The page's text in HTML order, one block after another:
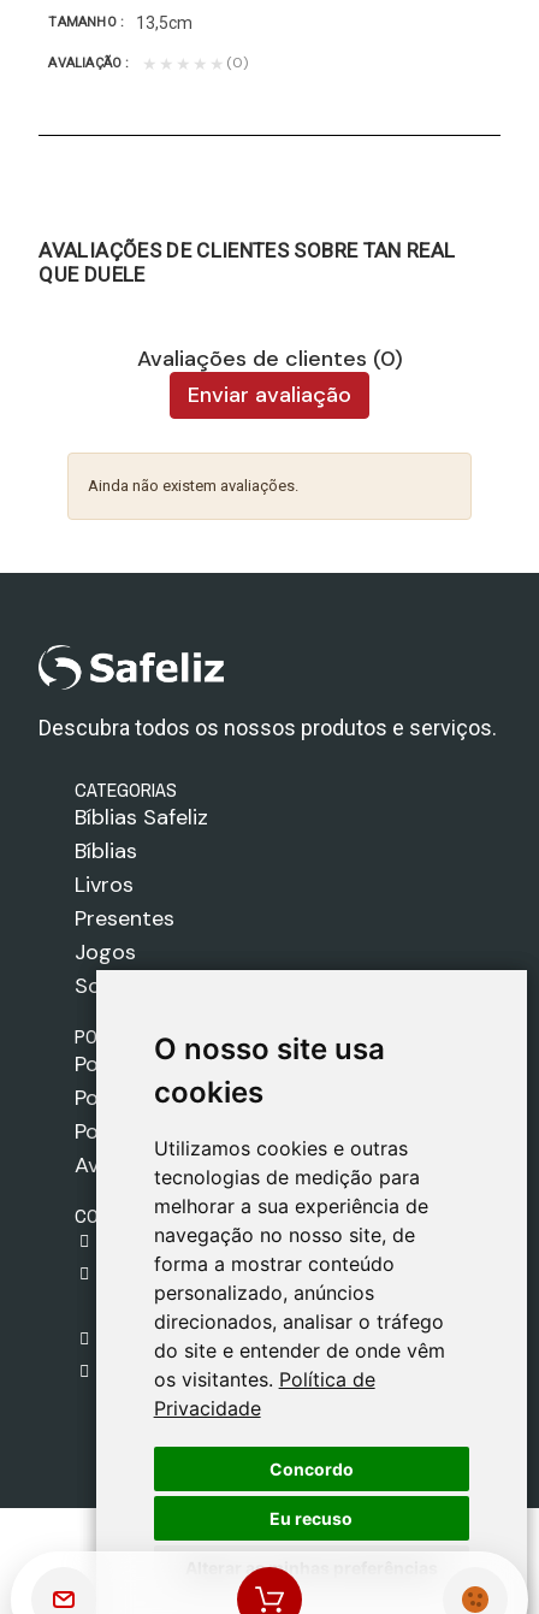
O nosso site usa
cookies
Utilizamos cookies e outras
tecnologias de medição para
melhorar a sua experiência de
navegação no nosso site, de
forma a mostrar conteúdo
personalizado, anúncios
direcionados, analisar o tráfego
do site e entender de onde vêm
os visitantes. Política de
Privacidade
Concordo
Eu recuso
Alterar as minhas preferências
O nosso site usa
cookies
Utilizamos cookies e outras
tecnologias de medição para
melhorar a sua experiência de
navegação no nosso site, de
forma a mostrar conteúdo
personalizado, anúncios
direcionados, analisar o tráfego
do site e entender de onde vêm
os visitantes. Política de
Privacidade
Concordo
Eu recuso
Alterar as minhas preferências
TAMANHO 13,5cm
AVALIAÇÃO ★★★★★ (0)
AVALIAÇÕES DE CLIENTES SOBRE TAN REAL
QUE DUELE
Avaliações de clientes (0)
Enviar avaliação
Ainda não existem avaliações.
Descubra todos os nossos produtos e serviços.
CATEGORIAS
Bíblias Safeliz
Bíblias
Livros
Presentes
Jogos
Sobre nós
POLÍTICAS
Política de Envios
Política de Cookies
Política de Privacidade
Aviso Legal
CONTACTO
gestion@safeliz.com
C. del Pradillo, 6, 28770 Colmenar Viejo,
Madrid
+34 918 459 877
Segunda a Sexta
09:00 - 13:00